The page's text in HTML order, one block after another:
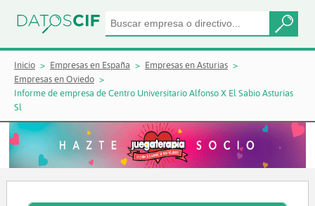
Inicio Empresas en España
Empresas en Asturias
Empresas en Oviedo
Informe de empresa de Centro Universitario Alfonso X El Sabio Asturias
Sl